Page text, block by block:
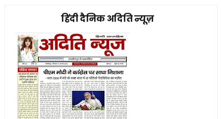
हिंदी दैनिक अदिति न्यूज़